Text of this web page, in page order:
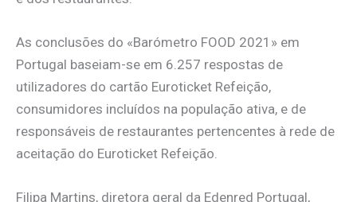
As conclusões do «Barómetro FOOD 2021» em
Portugal baseiam-se em 6.257 respostas de
utilizadores do cartão Euroticket Refeição,
consumidores incluídos na população ativa, e de
responsáveis de restaurantes pertencentes à rede de
aceitação do Euroticket Refeição.
Filipa Martins, diretora geral da Edenred Portugal,